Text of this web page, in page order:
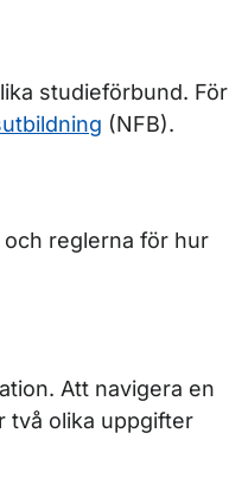
studieförbund. För
(NFB).
reglerna för hur
Att navigera en
två olika uppgifter